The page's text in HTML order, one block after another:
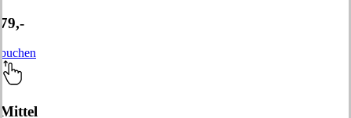
79,-
buchen
Mittel